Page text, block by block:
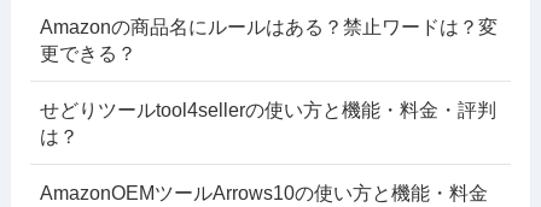
Amazonの商品名にルールはある？禁止ワードは？変
更できる？
せどりツールtool4sellerの使い方と機能・料金・評判
は？
AmazonOEMツールArrows10の使い方と機能・料金